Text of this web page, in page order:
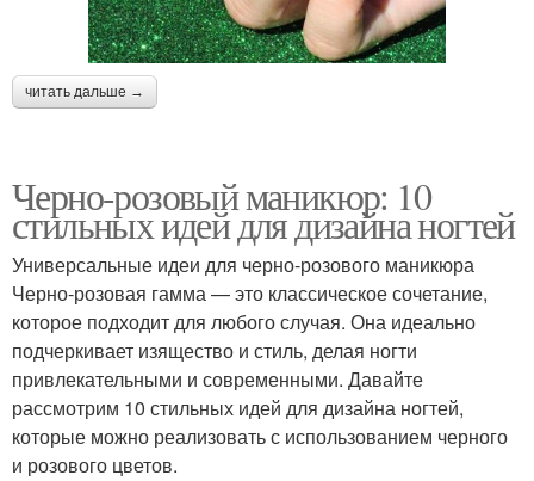
читать дальше →
Черно-розовый маникюр: 10
стильных идей для дизайна ногтей
Универсальные идеи для черно-розового маникюра
Черно-розовая гамма — это классическое сочетание,
которое подходит для любого случая. Она идеально
подчеркивает изящество и стиль, делая ногти
привлекательными и современными. Давайте
рассмотрим 10 стильных идей для дизайна ногтей,
которые можно реализовать с использованием черного
и розового цветов.